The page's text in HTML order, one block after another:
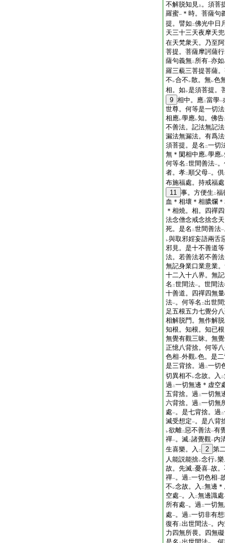
不解脱知見 上 。須菩
羅蜜一
＊時。菩薩句
提。譬如 二佛光中日
天三十三天夜摩天
在天梵衆天。乃至
菩提。菩薩摩訶薩行
薩句義無二 所有一亦如
羅三藐三菩提菩薩
不 レ合不 レ散。無レ色
相。如 レ是須菩提。
9 相中。應二當學一
世尊。何等是一切
相應レ學應レ知。佛告
不善法。記法無記
漏法無漏法。有爲
須菩提。是名 二一切
無＊閡相中應レ學應レ
何等名 二世間善法一
者。孝二 順父母一。供
布施福處。持戒福
11 事。方便生 二福
血＊相壞＊相膿爛
＊相燒。相。四禪
法念僧念戒念捨念
死。是名 二世間善法一
レ與取邪婬妄語兩舌
邪見。是十不善道
法。若善法若不善
無記身業口業意業
十二入十八界。無
名 二世間法一。世間
十善道。四禪四無
法一。何等名 二出世
足五根五力七覺分
相解脱門。無作解
知根。知根。知已
無覺有觀三昧。無
正憶八背捨。何等
色相一外觀レ色。是
是三背捨。過 二一切
切異相不 レ念故。入 二
過 二一切無邊＊虚空
五背捨。過 二一切無
六背捨。過 二一切無
處一。是七背捨。過 二
滅受想定一。是八背
レ欲離二惡不善法一有
禪一。滅二諸覺觀一内
生喜樂。入 二 2 第
人能説能捨レ念行レ
故。先滅二憂喜一故
禪一。過 二一切色相一
不 レ念故。入 二無邊
空處一。入 二無邊識處
所有處一。過 二一切
處一。過 二一切非有
復有二出世間法一。
力四無所畏。四無